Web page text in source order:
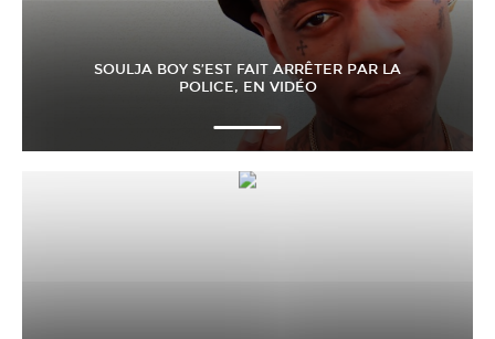
SOULJA BOY S’EST FAIT ARRÊTER PAR LA
POLICE, EN VIDÉO